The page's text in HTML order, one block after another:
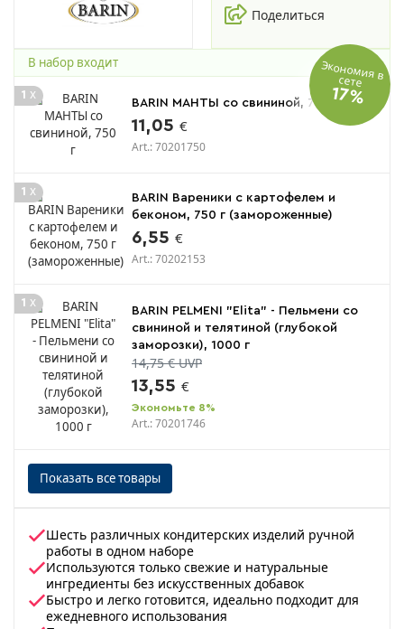
Поделиться
В набор входит
1 x
BARIN МАНТЫ со свининой, 750 г
11,05 €
Art.: 70201750
1 x
BARIN Вареники с картофелем и
беконом, 750 г (замороженные)
6,55 €
Art.: 70202153
1 x
BARIN PELMENI "Elita" - Пельмени со
свининой и телятиной (глубокой
заморозки), 1000 г
14,75 € UVP
13,55 €
Экономьте 8%
Art.: 70201746
Показать все товары
Экономия в
сете
17%
Шесть различных кондитерских изделий ручной
работы в одном наборе
Используются только свежие и натуральные
ингредиенты без искусственных добавок
Быстро и легко готовится, идеально подходит для
ежедневного использования